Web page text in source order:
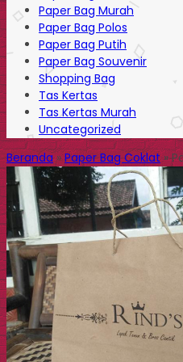
Paper Bag Murah
Paper Bag Polos
Paper Bag Putih
Paper Bag Souvenir
Shopping Bag
Tas Kertas
Tas Kertas Murah
Uncategorized
Beranda»Paper Bag Coklat»